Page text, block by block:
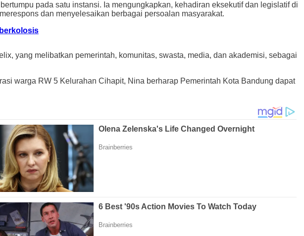
pada satu instansi. Ia mengungkapkan, kehadiran eksekutif dan legislatif di
dan menyelesaikan berbagai persoalan masyarakat.
yang melibatkan pemerintah, komunitas, swasta, media, dan akademisi, sebagai
warga RW 5 Kelurahan Cihapit, Nina berharap Pemerintah Kota Bandung dapat